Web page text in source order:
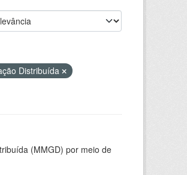
Distribuída
(MMGD) por meio de